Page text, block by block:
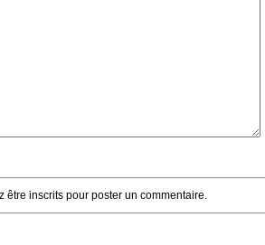
être inscrits pour poster un commentaire.